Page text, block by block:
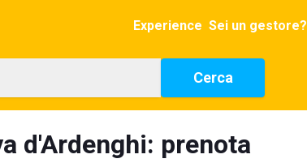
Experience Sei un gestore?
Cerca
d'Ardenghi: prenota